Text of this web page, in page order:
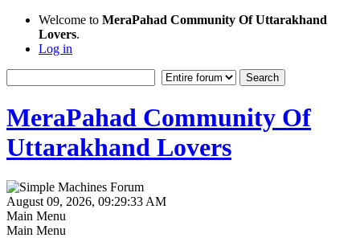
Welcome to MeraPahad Community Of Uttarakhand
Lovers.
Log in
MeraPahad Community Of
Uttarakhand Lovers
August 09, 2026, 09:29:33 AM
Main Menu
Main Menu